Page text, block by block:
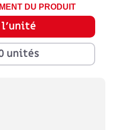
DU PRODUIT
l'unité
unités